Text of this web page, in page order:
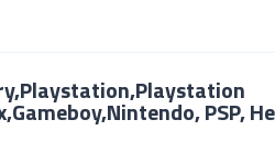
PSP,